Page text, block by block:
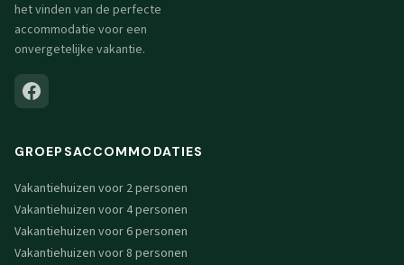
het vinden van de perfecte
accommodatie voor een
onvergetelijke vakantie.
GROEPSACCOMMODATIES
Vakantiehuizen voor 2 personen
Vakantiehuizen voor 4 personen
Vakantiehuizen voor 6 personen
Vakantiehuizen voor 8 personen